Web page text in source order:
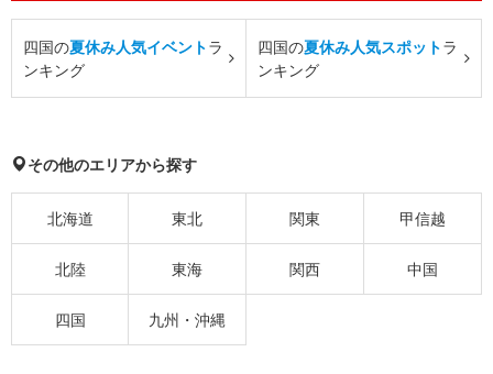
四国の夏休み人気イベントラ
ンキング
四国の夏休み人気スポットラ
ンキング
その他のエリアから探す
北海道 東北 関東 甲信越
北陸 東海 関西 中国
四国 九州・沖縄